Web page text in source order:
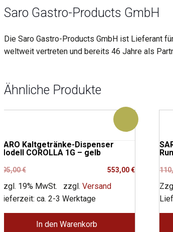
Saro Gastro-Products GmbH
Die Saro Gastro-Products GmbH ist Lieferant
weltweit vertreten und bereits 46 Jahre als
Ähnliche Produkte
Kaltgetränke-Dispenser
COROLLA 1G – gelb
€Ursprünglicher
Preis
war:
553,00€
Aktueller
Preis
ist:
19% MwSt. zzgl. Versand
ca. 2-3 Werktage
In den Warenkorb